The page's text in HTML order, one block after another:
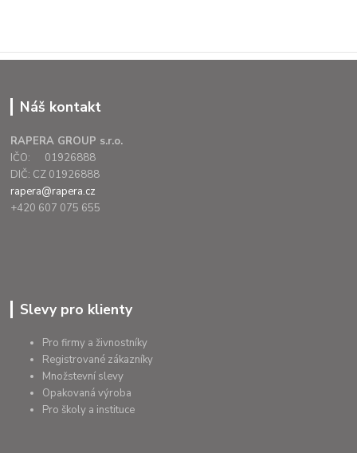
Náš kontakt
RAPERA GROUP s.r.o.
IČO: 01926888
DIČ: CZ 01926888
rapera@rapera.cz
+420 607 075 655
Slevy pro klienty
Pro firmy a živnostníky
Registrované zákazníky
Množstevní slevy
Opakovaná výroba
Pro školy a instituce